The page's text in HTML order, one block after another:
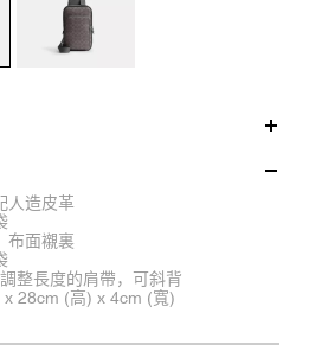
人造皮革
布面襯裏
整長度的肩帶，可斜背
x 28cm (高) x 4cm (寬)